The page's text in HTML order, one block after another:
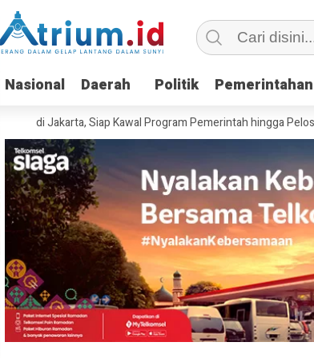
Nasional Daerah Politik Pemerintahan
Nasional Daerah Politik Pemerintahan
Siap Kawal Program Pemerintah hingga Pelosok Nusantara